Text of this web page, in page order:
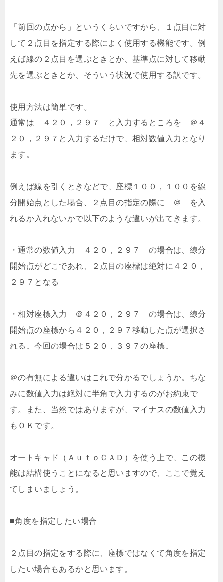
「前回の点から」というくらいですから、
１点目に対
して２点目を指定する際によく使用する機能です。例
えば線の２点目を選ぶときとか、基準点に対して移動
先を選ぶときとか、そういう状況で使用する訳です。
使用方法は簡単です。
通常は ４２０，２９７ と入力するところを ＠４
２０，２９７と入力するだけで、相対数値入力となり
ます。
例えば線を引くときなどで、座標１００，１００を線
分開始点とした場合、２点目の指定の際に ＠ を入
れるか入れないかで以下のような違いが出てきます。
・通常の数値入力 ４２０，２９７ の場合は、線分
開始点がどこであれ、２点目の座標は絶対に４２０，
２９７となる
・相対座標入力 ＠４２０，２９７ の場合は、線分
開始点の座標から４２０，２９７移動した点が選択さ
れる。今回の場合は５２０，３９７の座標。
＠の有無による違いはこれで分かるでしょうか。ちな
みに数値入力は絶対に半角で入力するのがお約束で
す。また、当然ではありますが、マイナスの数値入力
もＯＫです。
オートキャド（ＡｕｔｏＣＡＤ）を使う上で、この機
能は結構使うことになると思いますので、ここで覚え
てしまいましょう。
■角度を指定したい場合
２点目の指定をする際に、座標ではなくて角度を指定
したい場合もあるかと思います。